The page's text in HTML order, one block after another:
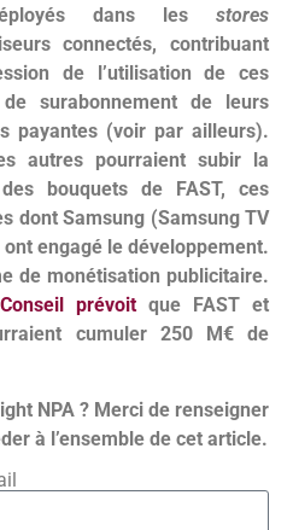
dans les stores
connectés, contribuant
de l’utilisation de ces
surabonnement de leurs
payantes (voir par ailleurs).
autres pourraient subir la
bouquets de FAST, ces
dont Samsung (Samsung TV
ont engagé le développement.
de monétisation publicitaire.
prévoitque FAST et
cumuler 250 M€ de
NPA ? Merci de renseigner
à l’ensemble de cet article.